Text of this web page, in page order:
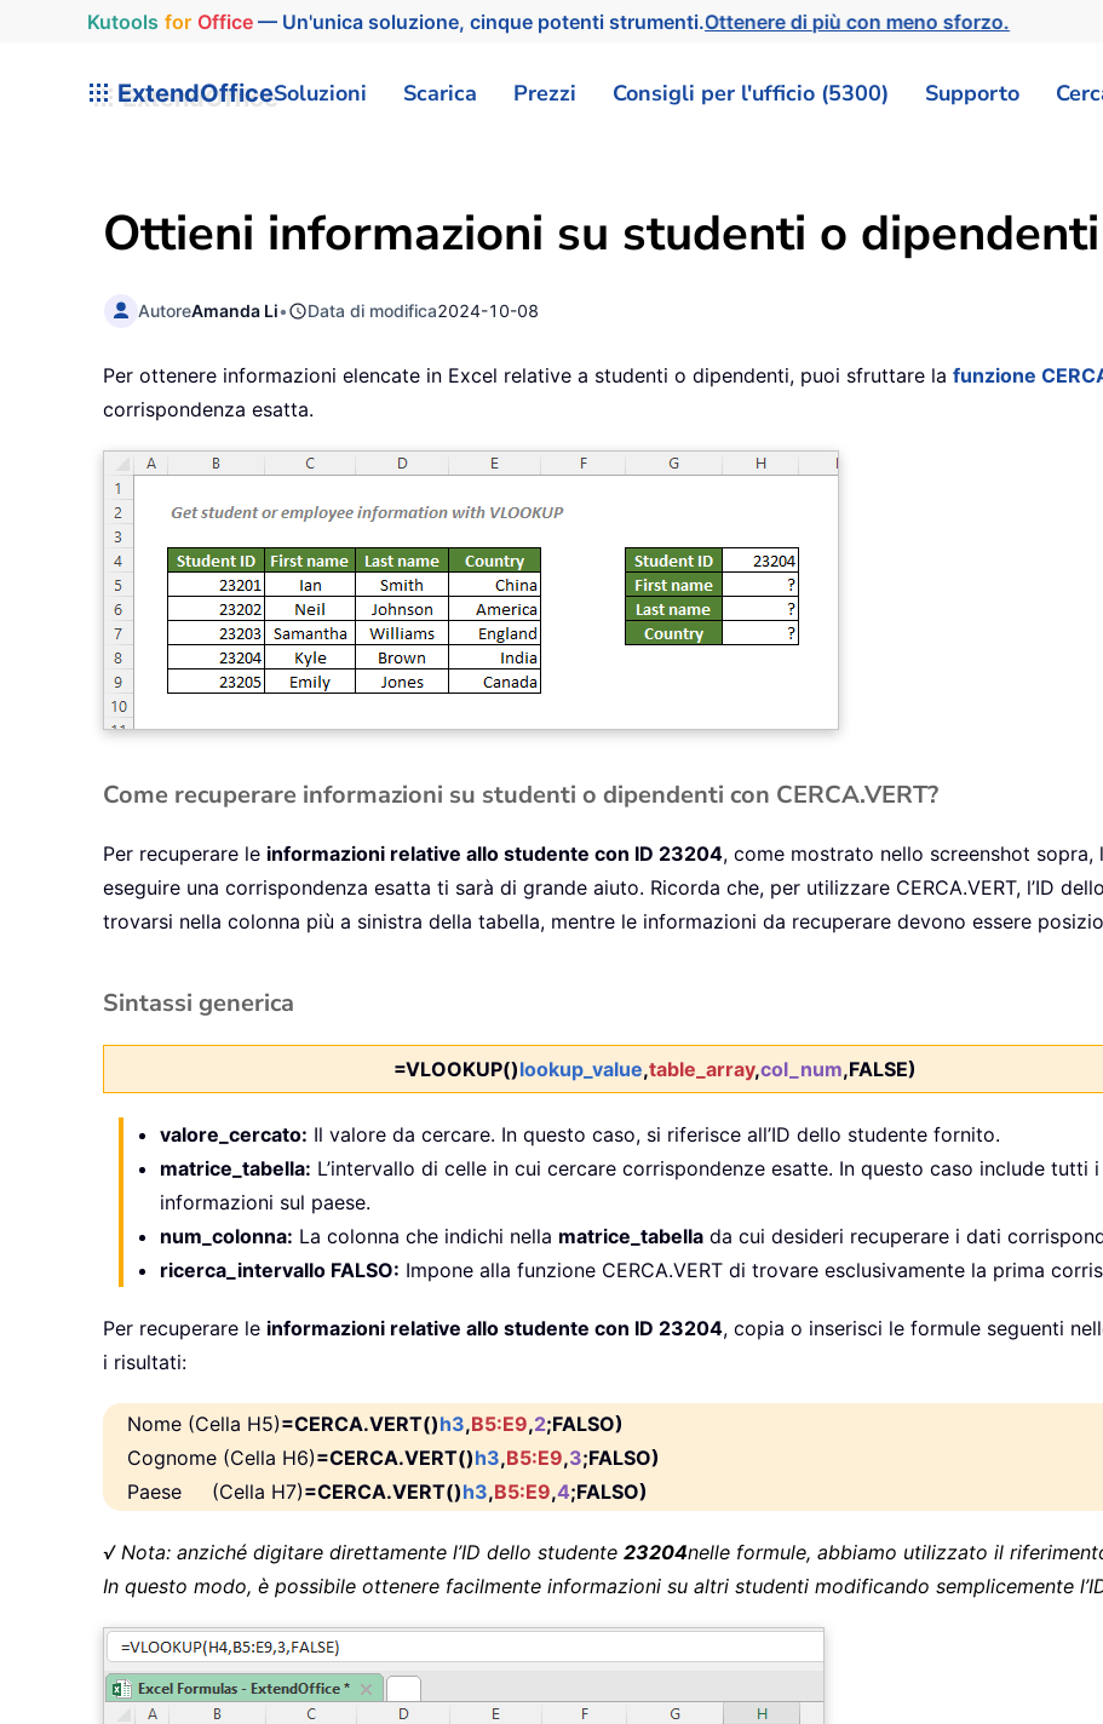
Kutools for Office— Un'unica soluzione, cinque potenti strumenti.Ottenere di più con meno sforzo.
ExtendOfficeSoluzioni Scarica Prezzi Consigli per l'ufficio (5300) Supporto
Ottieni informazioni su studenti o dipendenti
AutoreAmanda Li• Data di modifica2024-10-08
Per ottenere informazioni elencate in Excel relative a studenti o dipendenti, puoi sfruttare la funzione
corrispondenza esatta.
Come recuperare informazioni su studenti o dipendenti con CERCA.VERT?
Per recuperare le informazioni relative allo studente con ID 23204, come mostrato nello screenshot sopra,
eseguire una corrispondenza esatta ti sarà di grande aiuto. Ricorda che, per utilizzare CERCA.VERT, l’ID
trovarsi nella colonna più a sinistra della tabella, mentre le informazioni da recuperare devono essere
Sintassi generica
=VLOOKUP()lookup_value,table_array,col_num,FALSE)
valore_cercato: Il valore da cercare. In questo caso, si riferisce all’ID dello studente fornito.
matrice_tabella: L’intervallo di celle in cui cercare corrispondenze esatte. In questo caso include
informazioni sul paese.
num_colonna: La colonna che indichi nella matrice_tabella da cui desideri recuperare i dati
ricerca_intervallo FALSO: Impone alla funzione CERCA.VERT di trovare esclusivamente la prima
Per recuperare le informazioni relative allo studente con ID 23204, copia o inserisci le formule seguenti
i risultati:
Nome (Cella H5)=CERCA.VERT()h3,B5:E9,2;FALSO)
Cognome (Cella H6)=CERCA.VERT()h3,B5:E9,3;FALSO)
Paese (Cella H7)=CERCA.VERT()h3,B5:E9,4;FALSO)
√ Nota: anziché digitare direttamente l’ID dello studente 23204nelle formule, abbiamo utilizzato il
In questo modo, è possibile ottenere facilmente informazioni su altri studenti modificando semplicemente